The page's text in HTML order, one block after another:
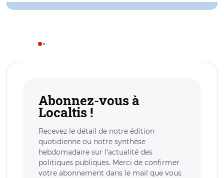
Abonnez-vous à
Localtis !
Recevez le détail de notre édition
quotidienne ou notre synthèse
hebdomadaire sur l’actualité des
politiques publiques. Merci de confirmer
votre abonnement dans le mail que vous